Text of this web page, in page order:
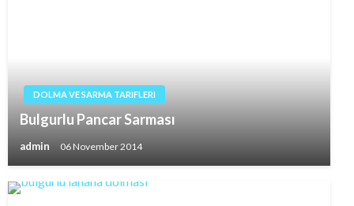
DOLMA VE SARMA TARIFLERI
Bulgurlu Pancar Sarması
admin 06 November 2014